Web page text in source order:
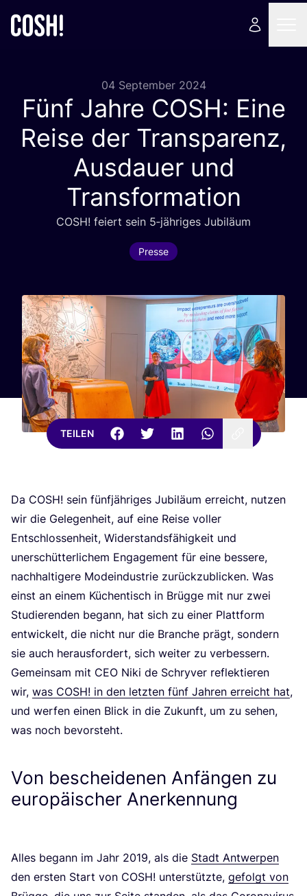
04 September 2024
Fünf Jahre COSH: Eine
Reise der Transparenz,
Ausdauer und
Transformation
COSH! fei­ert sein 5‑jähriges Jubiläum
Presse
TEILEN
Da COSH! sein fünf­jäh­ri­ges Jubi­lä­um erreicht, nut­zen
wir die Gele­gen­heit, auf eine Rei­se vol­ler
Ent­schlos­sen­heit, Wider­stands­fä­hig­keit und
uner­schüt­ter­li­chem Enga­ge­ment für eine bes­se­re,
nach­hal­ti­ge­re Mode­indus­trie zurück­zu­bli­cken. Was
einst an einem Küchen­tisch in Brüg­ge mit nur zwei
Stu­die­ren­den begann, hat sich zu einer Platt­form
ent­wi­ckelt, die nicht nur die Bran­che prägt, son­dern
sie auch her­aus­for­dert, sich wei­ter zu ver­bes­sern.
Gemein­sam mit CEO Niki de Schry­ver reflek­tie­ren
wir, was COSH! in den letz­ten fünf Jah­ren erreicht hat,
und wer­fen einen Blick in die Zukunft, um zu sehen,
was noch bevorsteht.
Von bescheidenen Anfängen zu
europäischer Anerkennung
Alles begann im Jahr 2019, als die Stadt Ant­wer­pen
den ers­ten Start von COSH! unter­stütz­te, gefolgt von